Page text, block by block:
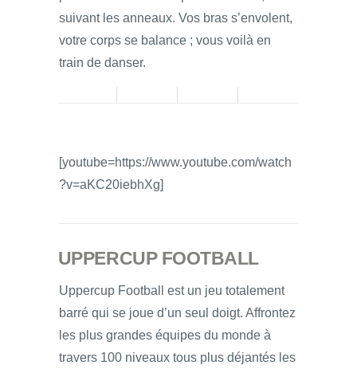
suivant les anneaux. Vos bras s’envolent,
votre corps se balance ; vous voilà en
train de danser.
[youtube=https://www.youtube.com/watch
?v=aKC20iebhXg]
UPPERCUP FOOTBALL
Uppercup Football est un jeu totalement
barré qui se joue d’un seul doigt. Affrontez
les plus grandes équipes du monde à
travers 100 niveaux tous plus déjantés les